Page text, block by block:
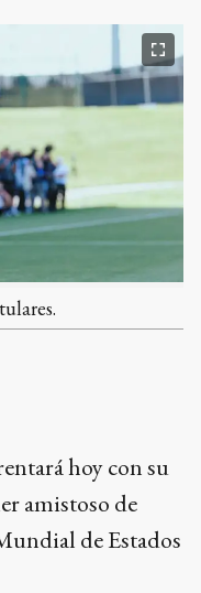
hoy con su
amistoso de
de Estados